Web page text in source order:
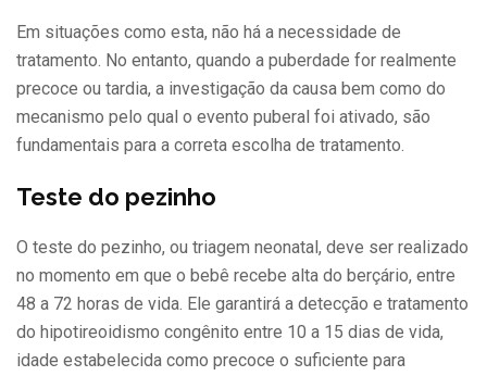
Em situações como esta, não há a necessidade de
tratamento. No entanto, quando a puberdade for realmente
precoce ou tardia, a investigação da causa bem como do
mecanismo pelo qual o evento puberal foi ativado, são
fundamentais para a correta escolha de tratamento.
Teste do pezinho
O teste do pezinho, ou triagem neonatal, deve ser realizado
no momento em que o bebê recebe alta do berçário, entre
48 a 72 horas de vida. Ele garantirá a detecção e tratamento
do hipotireoidismo congênito entre 10 a 15 dias de vida,
idade estabelecida como precoce o suficiente para